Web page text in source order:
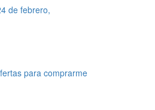
de febrero,
para comprarme